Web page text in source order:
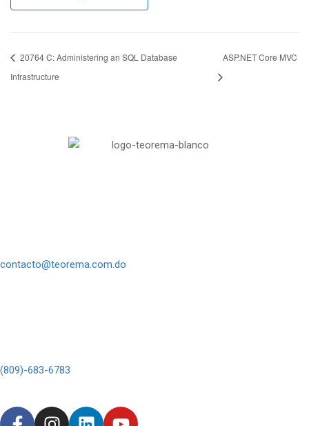
20764 C: Administering an SQL Database
Infrastructure
ASP.NET Core MVC
contacto@teorema.com.do
(809)-683-6783